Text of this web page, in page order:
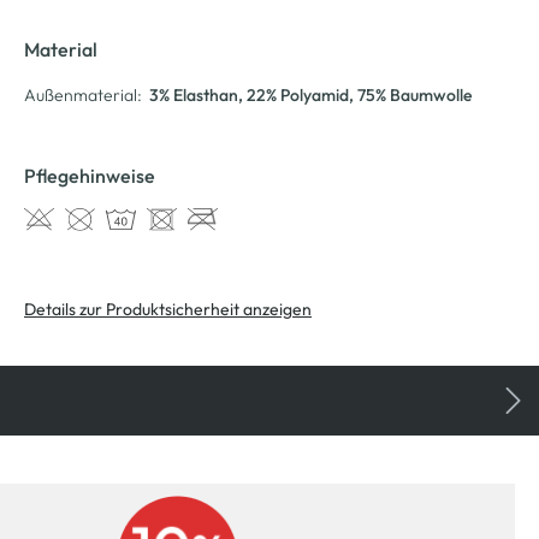
Material
Außenmaterial: 3% Elasthan, 22% Polyamid, 75% Baumwolle
Pflegehinweise
Details zur Produktsicherheit anzeigen